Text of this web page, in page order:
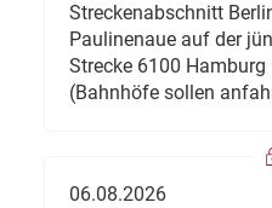
Streckenabschnitt
Paulinenaue auf der
Strecke 6100
(Bahnhöfe sollen
06.08.2026